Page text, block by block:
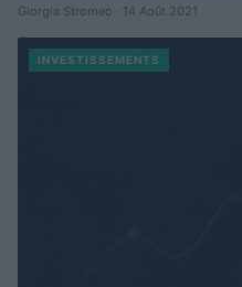
Giorgia Stromeo · 14 Août 2021
INVESTISSEMENTS